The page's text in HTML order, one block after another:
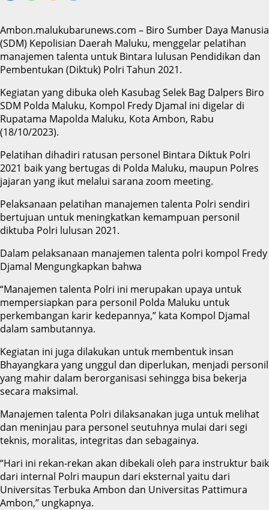
Ambon.malukubarunews.com – Biro Sumber Daya Manusia
(SDM) Kepolisian Daerah Maluku, menggelar pelatihan
manajemen talenta untuk Bintara lulusan Pendidikan dan
Pembentukan (Diktuk) Polri Tahun 2021.
Kegiatan yang dibuka oleh Kasubag Selek Bag Dalpers Biro
SDM Polda Maluku, Kompol Fredy Djamal ini digelar di
Rupatama Mapolda Maluku, Kota Ambon, Rabu
(18/10/2023).
Pelatihan dihadiri ratusan personel Bintara Diktuk Polri
2021 baik yang bertugas di Polda Maluku, maupun Polres
jajaran yang ikut melalui sarana zoom meeting.
Pelaksanaan pelatihan manajemen talenta Polri sendiri
bertujuan untuk meningkatkan kemampuan personil
diktuba Polri lulusan 2021.
Dalam pelaksanaan manajemen talenta polri kompol Fredy
Djamal Mengungkapkan bahwa
“Manajemen talenta Polri ini merupakan upaya untuk
mempersiapkan para personil Polda Maluku untuk
perkembangan karir kedepannya,” kata Kompol Djamal
dalam sambutannya.
Kegiatan ini juga dilakukan untuk membentuk insan
Bhayangkara yang unggul dan diperlukan, menjadi personil
yang mahir dalam berorganisasi sehingga bisa bekerja
secara maksimal.
Manajemen talenta Polri dilaksanakan juga untuk melihat
dan meninjau para personel seutuhnya mulai dari segi
teknis, moralitas, integritas dan sebagainya.
“Hari ini rekan-rekan akan dibekali oleh para instruktur baik
dari internal Polri maupun dari eksternal yaitu dari
Universitas Terbuka Ambon dan Universitas Pattimura
Ambon,” ungkapnya.